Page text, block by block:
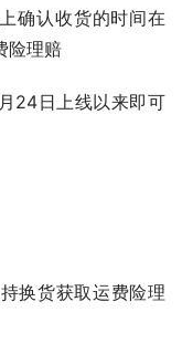
确认收货的时间在
险理赔
24日上线以来即可
换货获取运费险理